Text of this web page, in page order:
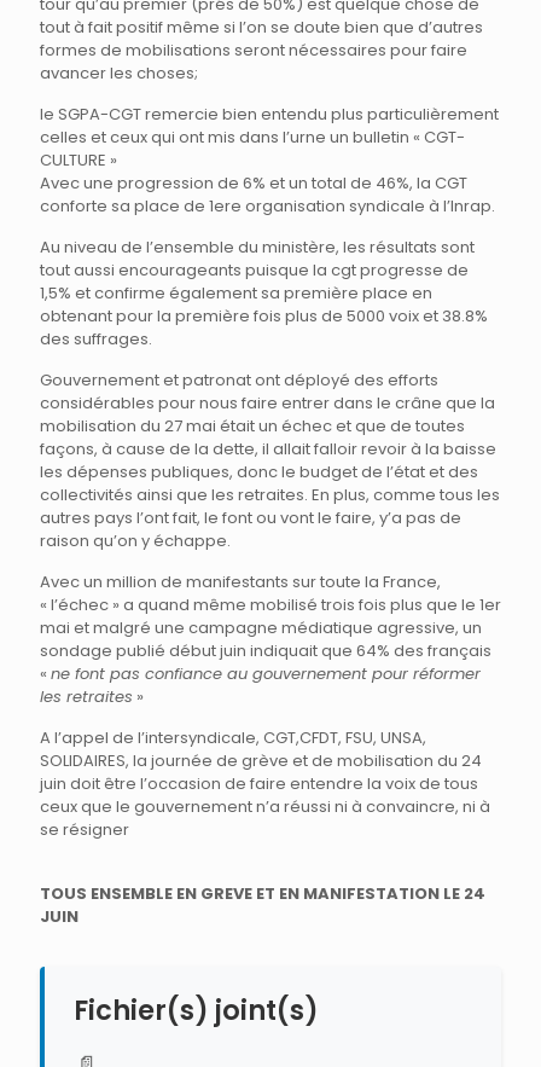
tour qu’au premier (prés de 50%) est quelque chose de
tout à fait positif même si l’on se doute bien que d’autres
formes de mobilisations seront nécessaires pour faire
avancer les choses;
le SGPA-CGT remercie bien entendu plus particulièrement
celles et ceux qui ont mis dans l’urne un bulletin « CGT-
CULTURE »
Avec une progression de 6% et un total de 46%, la CGT
conforte sa place de 1ere organisation syndicale à l’Inrap.
Au niveau de l’ensemble du ministère, les résultats sont
tout aussi encourageants puisque la cgt progresse de
1,5% et confirme également sa première place en
obtenant pour la première fois plus de 5000 voix et 38.8%
des suffrages.
Gouvernement et patronat ont déployé des efforts
considérables pour nous faire entrer dans le crâne que la
mobilisation du 27 mai était un échec et que de toutes
façons, à cause de la dette, il allait falloir revoir à la baisse
les dépenses publiques, donc le budget de l’état et des
collectivités ainsi que les retraites. En plus, comme tous les
autres pays l’ont fait, le font ou vont le faire, y’a pas de
raison qu’on y échappe.
Avec un million de manifestants sur toute la France,
« l’échec » a quand même mobilisé trois fois plus que le 1er
mai et malgré une campagne médiatique agressive, un
sondage publié début juin indiquait que 64% des français
« ne font pas confiance au gouvernement pour réformer
les retraites »
A l’appel de l’intersyndicale, CGT,CFDT, FSU, UNSA,
SOLIDAIRES, la journée de grève et de mobilisation du 24
juin doit être l’occasion de faire entendre la voix de tous
ceux que le gouvernement n’a réussi ni à convaincre, ni à
se résigner
TOUS ENSEMBLE EN GREVE ET EN MANIFESTATION LE 24
JUIN
Fichier(s) joint(s)